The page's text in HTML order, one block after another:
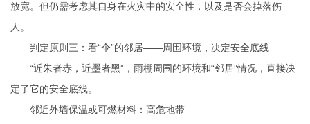
放宽。但仍需考虑其自身在火灾中的安全性，以及是否会掉落伤
人。
判定原则三：看“伞”的邻居——周围环境，决定安全底线
“近朱者赤，近墨者黑”，雨棚周围的环境和“邻居”情况，直接决
定了它的安全底线。
邻近外墙保温或可燃材料：高危地带